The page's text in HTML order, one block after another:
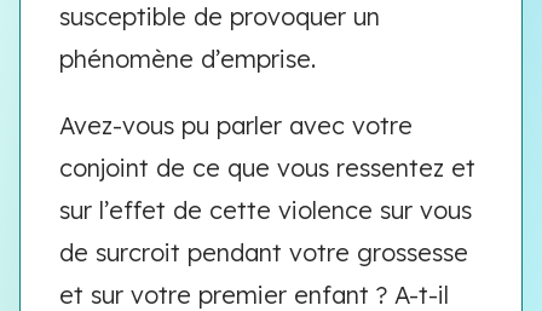
susceptible de provoquer un
phénomène d’emprise.
Avez-vous pu parler avec votre
conjoint de ce que vous ressentez et
sur l’effet de cette violence sur vous
de surcroit pendant votre grossesse
et sur votre premier enfant ? A-t-il